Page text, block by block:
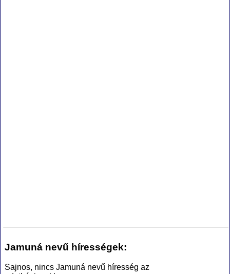
Jamuná nevű hírességek:
Sajnos, nincs Jamuná nevű híresség az